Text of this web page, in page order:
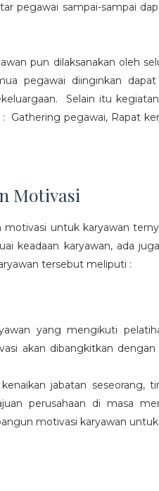
pegawai sampai-sampai
pun dilaksanakan oleh
pegawai diinginkan
Selain itu
: Gathering pegawai, Rapat
Motivasi
motivasi untuk karyawan
keadaan karyawan, ada
tersebut meliputi :
yang mengikuti
akan dibangkitkan
jabatan seseorang,
perusahaan di masa
motivasi karyawan